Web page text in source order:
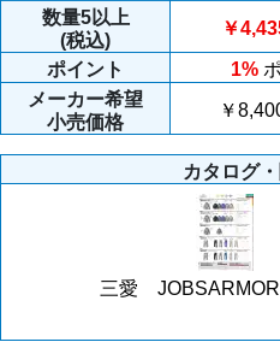
数量5以上
(税込)
￥
ポイント 1%
メーカー希望
小売価格
￥
カタログ
三愛